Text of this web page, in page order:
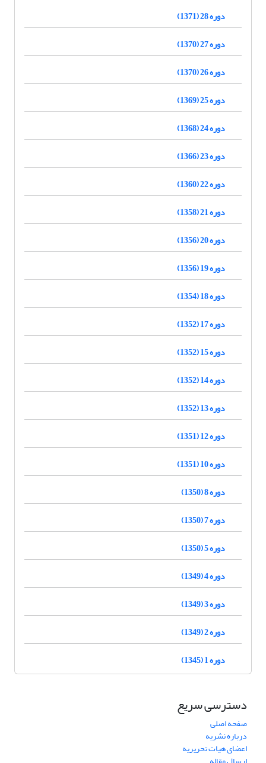
دوره 28 (1371)
دوره 27 (1370)
دوره 26 (1370)
دوره 25 (1369)
دوره 24 (1368)
دوره 23 (1366)
دوره 22 (1360)
دوره 21 (1358)
دوره 20 (1356)
دوره 19 (1356)
دوره 18 (1354)
دوره 17 (1352)
دوره 15 (1352)
دوره 14 (1352)
دوره 13 (1352)
دوره 12 (1351)
دوره 10 (1351)
دوره 8 (1350)
دوره 7 (1350)
دوره 5 (1350)
دوره 4 (1349)
دوره 3 (1349)
دوره 2 (1349)
دوره 1 (1345)
دسترسی سریع
صفحه اصلی
درباره نشریه
اعضای هیات تحریریه